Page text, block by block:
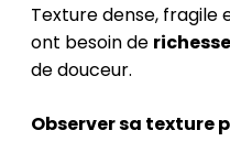
Texture dense, fragile
ont besoin de richesse
de douceur.
Observer sa texture